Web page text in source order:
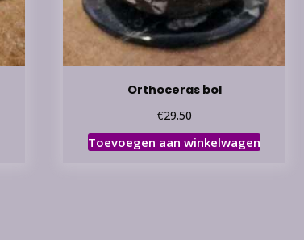
Orthoceras bol
€29.50
Toevoegen aan winkelwagen